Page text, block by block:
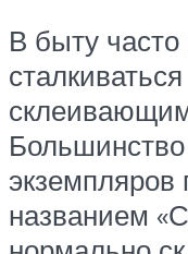
В быту часто
экземпляров
названием